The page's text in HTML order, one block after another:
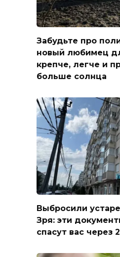
Забудьте про
новый любимец
крепче, легче и
больше солнца
Выбросили
Зря: эти
спасут вас через